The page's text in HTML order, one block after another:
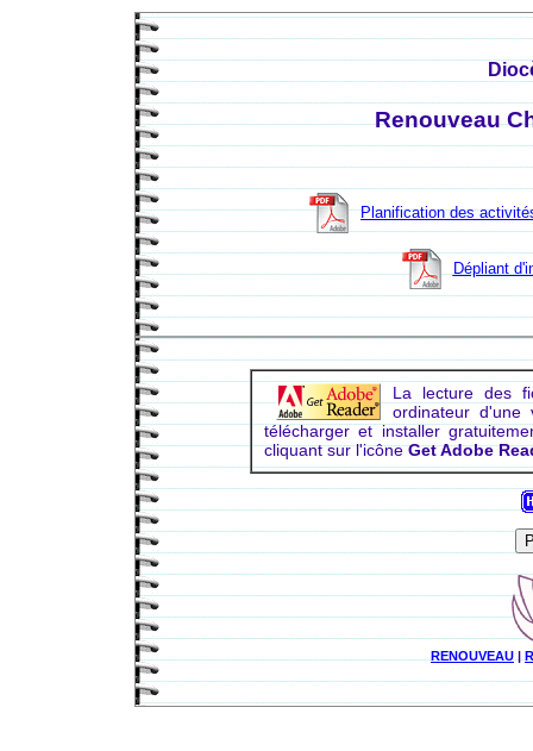
Renouveau
Planification des
Dépliant
La lecture des
ordinateur d'une
télécharger et installer
cliquant sur l'icôneGet Adobe
RENOUVEAU |